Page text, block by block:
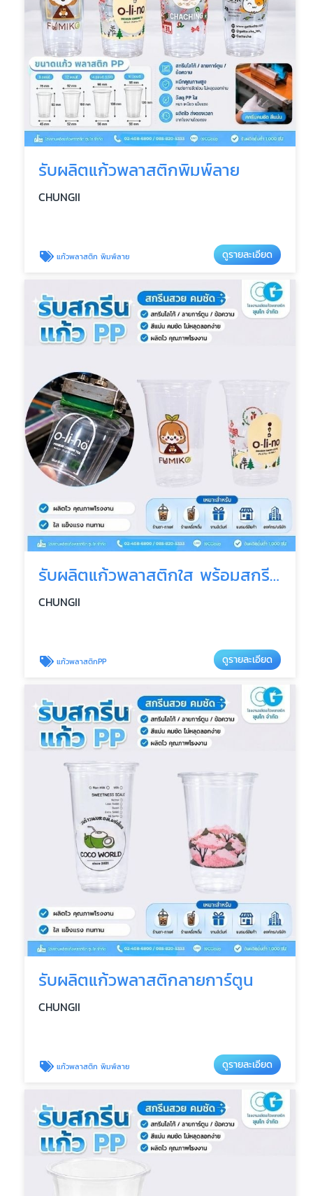
รับผลิตแก้วพลาสติกพิมพ์ลาย
CHUNGII
แก้วพลาสติก พิมพ์ลาย ดูรายละเอียด
รับผลิตแก้วพลาสติกใส พร้อมสกรีนราคาถูก
CHUNGII
แก้วพลาสติกPP ดูรายละเอียด
รับผลิตแก้วพลาสติกลายการ์ตูน
CHUNGII
แก้วพลาสติก พิมพ์ลาย ดูรายละเอียด